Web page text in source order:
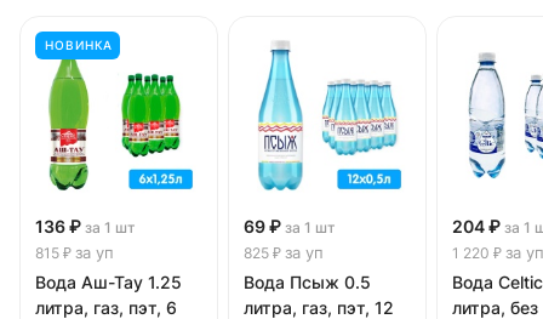
НОВИНКА
136 ₽ за 1 шт
815 ₽ за уп
Вода Аш-Тау 1.25
литра, газ, пэт, 6
69 ₽ за 1 шт
825 ₽ за уп
Вода Псыж 0.5
литра, газ, пэт, 12
204 ₽ за 1
1 220 ₽ за уп
Вода
литра, без